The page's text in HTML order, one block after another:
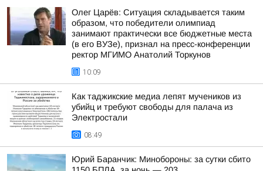
Олег Царёв: Ситуация складывается таким
образом, что победители олимпиад
занимают практически все бюджетные места
(в его ВУЗе), признал на пресс-конференции
ректор МГИМО Анатолий Торкунов
10:09
Как таджикские медиа лепят мучеников из
убийц и требуют свободы для палача из
Электростали
08:49
Юрий Баранчик: Минобороны: за сутки сбито